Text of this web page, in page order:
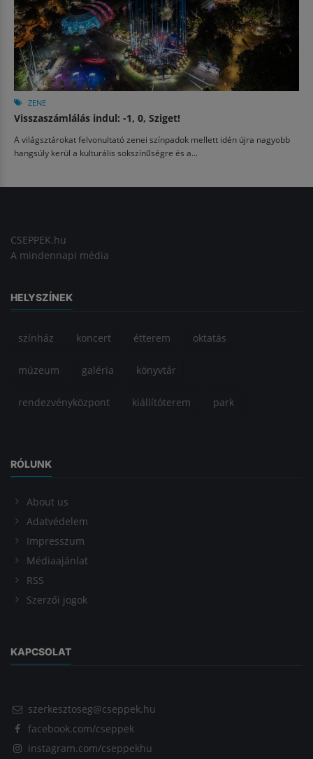
ZENE
Visszaszámlálás indul: -1, 0, Sziget!
A világsztárokat felvonultató zenei színpadok mellett idén újra nagyobb
hangsúly kerül a kulturális sokszínűségre és a...
CSEPPEK.hu
A mindennapi média
HELYSZÍNEK
színház koncert étterem oktatás
múzeum galéria könyvtár
rendezvényközpont kiállítóterem park
RÓLUNK
About us
Adatvédelem
Impresszum
Médiaajánlat
RSS
Szerzői jogok
KAPCSOLAT
szerkesztoseg@cseppek.hu
facebook.com/cseppek
instagram.com/cseppekhu